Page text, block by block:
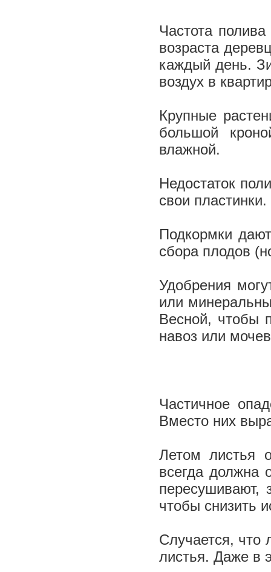
Частота
возраста
каждый день.
воздух в
Крупные
большой
влажной.
Недостаток
свои
Подкормки
сбора плодов
Удобрения
или
Весной, чтобы
навоз или
Частичное
Вместо них
Летом листья
всегда должна
пересушивают,
чтобы снизить
Случается, что
листья. Даже в